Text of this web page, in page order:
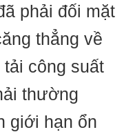
phải đối mặt
thẳng về
công suất
thường
giới hạn ổn